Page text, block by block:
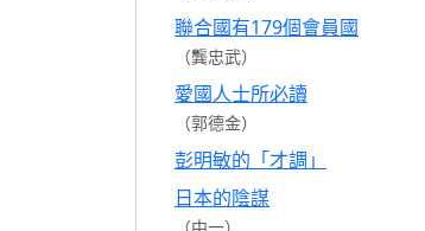
聯合國有179個會員國
（龔忠武）
愛國人士所必讀
（郭德金）
彭明敏的「才調」
日本的陰謀